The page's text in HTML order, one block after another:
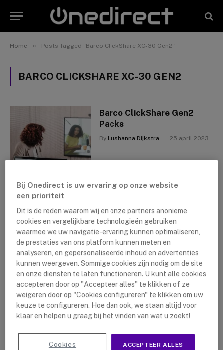
Home » Posts Tagged "Barco ClickShare XC-30 Gen2"
BARCO CLICKSHARE XC-30 GEN2
Barco ClickShare Gen2
Packs
By Lushanna Dijkstra 25 april 2023
Nieuwste artikelen
Logitech Sight: De Tafelcamera Voor
Bij Onedirect is uw ervaring op onze website
een prioriteit
Dit is de reden waarom wij en onze partners anonieme
cookies en vergelijkbare technologieën gebruiken
waarmee we uw navigatie-ervaring kunnen optimaliseren,
de prestaties van ons platform kunnen meten en
analyseren, en gepersonaliseerde inhoud en advertenties
kunnen weergeven. Sommige cookies zijn nodig om de site
en onze diensten te laten functioneren. U kunt alle cookies
accepteren door op "Accepteer alles" te klikken of ze
weigeren door op "Cookies configureren" te klikken om uw
keuze te configureren. Hoe dan ook, we staan altijd voor
klaar en helpen u graag bij het vinden van wat u zoekt!
ACCEPTEER ALLES
Cookies